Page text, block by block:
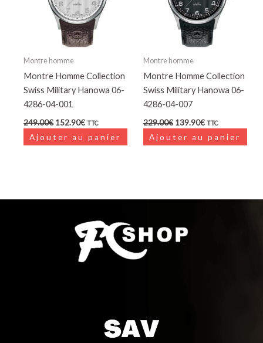
Montre homme
Montre Homme Collection
Swiss Military Hanowa 06-
4286-04-001
249.00€ 152.90€ TTC
Ajouter au panier
Montre homme
Montre Homme Collection
Swiss Military Hanowa 06-
4286-04-007
229.00€ 139.90€ TTC
Ajouter au panier